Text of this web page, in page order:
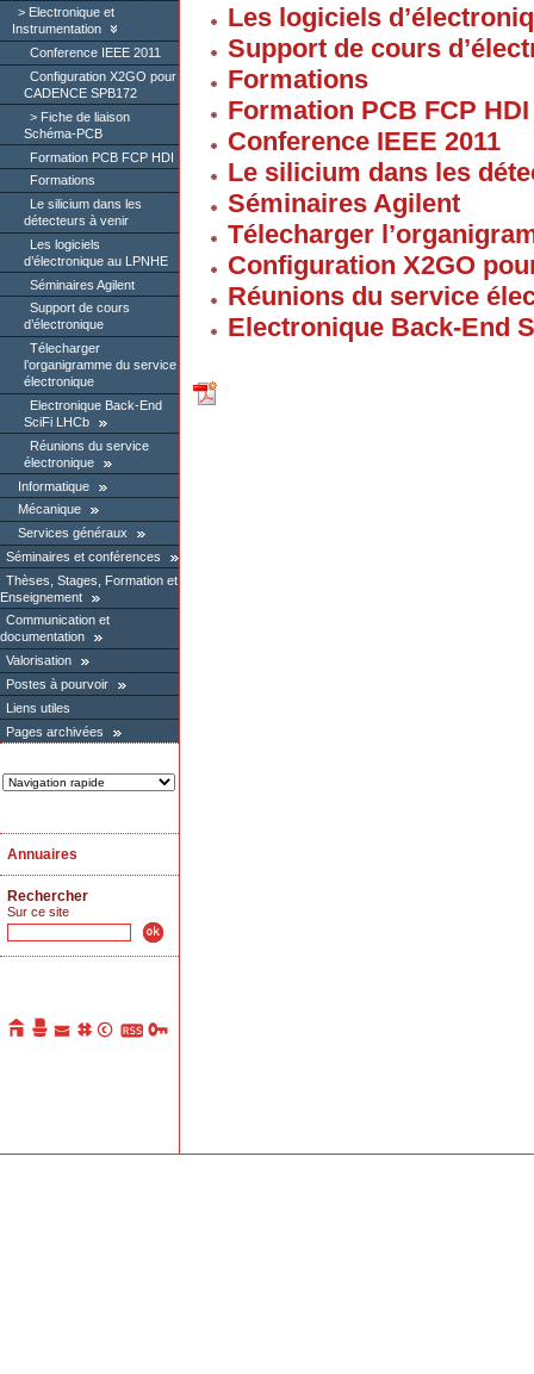
Electronique et
Instrumentation
Conference IEEE 2011
Configuration X2GO pour
CADENCE SPB172
Fiche de liaison
Schéma-PCB
Formation PCB FCP HDI
Formations
Le silicium dans les
détecteurs à venir
Les logiciels
d’électronique au LPNHE
Séminaires Agilent
Support de cours
d’électronique
Télecharger
l’organigramme du service
électronique
Electronique Back-End
SciFi LHCb
Réunions du service
électronique
Informatique
Mécanique
Services généraux
Séminaires et conférences
Thèses, Stages, Formation et
Enseignement
Communication et
documentation
Valorisation
Postes à pourvoir
Liens utiles
Pages archivées
Annuaires
Rechercher
Sur ce site
Les logiciels
Support de cours
Formations
Formation PCB FCP HDI
Conference IEEE 2011
Le silicium dans les
Séminaires Agilent
Télecharger
Configuration X2GO
Réunions du service
Electronique Back-End